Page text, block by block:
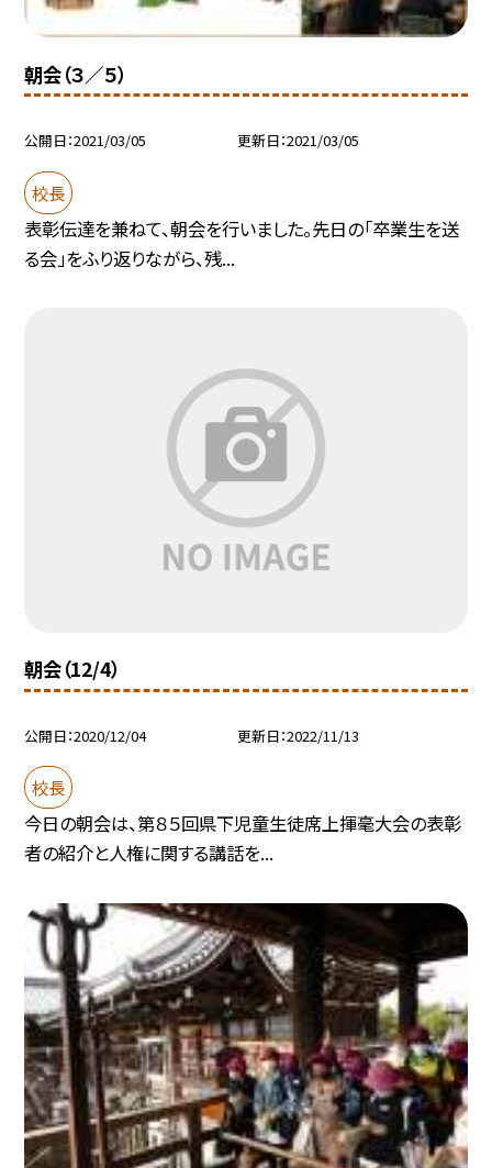
朝会（３／５）
公開日 2021/03/05 更新日 2021/03/05
校長
表彰伝達を兼ねて、朝会を行いました。先日の「卒業生を送
る会」をふり返りながら、残...
朝会（12/4）
公開日 2020/12/04 更新日 2022/11/13
校長
今日の朝会は、第８５回県下児童生徒席上揮毫大会の表彰
者の紹介と人権に関する講話を...